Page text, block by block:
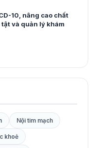
10, nâng cao chất
và quản lý khám
Nội tim mạch
khoẻ